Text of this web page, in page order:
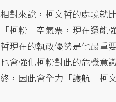
相對來說，柯文哲的處境就
「柯粉」空氣票，現在還
哲現在的執政優勢是他最重
也會強化柯粉對此的危機意
終，因此會全力「護航」柯